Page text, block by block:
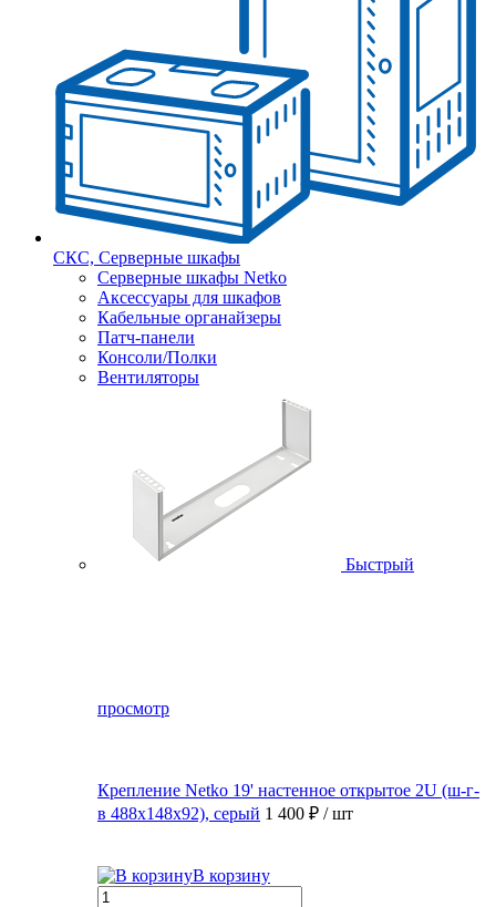
СКС, Серверные шкафы
Серверные шкафы Netko
Аксессуары для шкафов
Кабельные органайзеры
Патч-панели
Консоли/Полки
Вентиляторы
Быстрый
просмотр
Крепление Netko 19' настенное открытое 2U (ш-г-
в 488х148х92), серый 1 400 ₽ / шт
В корзину